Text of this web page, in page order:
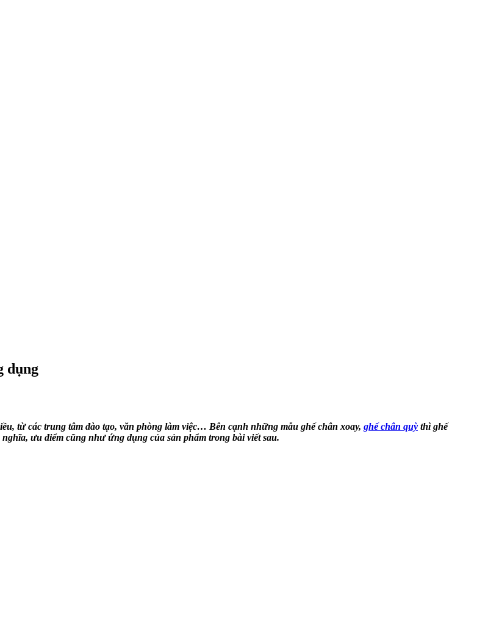
dụng
từ các trung tâm đào tạo, văn phòng làm việc… Bên cạnh những mẫu ghế chân xoay, ghế chân quỳ thì ghế
ưu điểm cũng như ứng dụng của sản phẩm trong bài viết sau.